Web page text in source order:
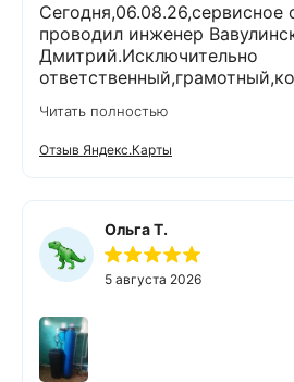
Сегодня,06.08.26,сервисное
проводил инженер
Дмитрий.Исключительно
выполнены очень тщательно
все вопросы ответил
выполнении работ
порядок.Помимо отличного
задачи,оставил хорошее
Экодару,что в вашей
Читать полностью
Отзыв Яндекс.Карты
Ольга Т.
5 августа 2026